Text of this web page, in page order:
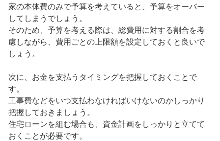
家の本体費のみで予算を考えていると、予算をオーバー
してしまうでしょう。
そのため、予算を考える際は、総費用に対する割合を考
慮しながら、費用ごとの上限額を設定しておくと良いで
しょう。
次に、お金を支払うタイミングを把握しておくことで
す。
工事費などをいつ支払わなければいけないのかしっかり
把握しておきましょう。
住宅ローンを組む場合も、資金計画をしっかりと立てて
おくことが必要です。